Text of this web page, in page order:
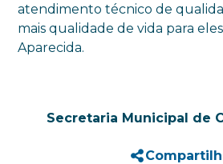
atendimento técnico de
mais qualidade de vida para
Aparecida.
Secretaria Municipal de